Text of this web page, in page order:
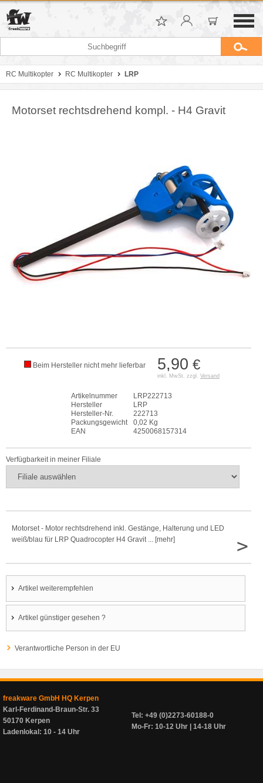
RC Multikopter RC Multikopter LRP
Motorset rechtsdrehend kompl. - H4 Gravit
5,90 €
inkl. MwSt. zzgl. Versand
Beim Hersteller nicht mehr lieferbar
Artikelnummer
LRP222713
Hersteller
LRP
Hersteller-Nr.
222713
Packungsgewicht
0,02 Kg
EAN
4250068157314
Verfügbarkeit in meiner Filiale
Motorset - Motor rechtsdrehend inkl. Gestänge, Halterung und LED
weiß/blau für LRP Quadrocopter H4 Gravit ... [mehr]
>
Artikel weiterempfehlen
Artikel günstiger gesehen ?
Verantwortliche Person in der EU
freakware GmbH HQ Kerpen
Karl-Ferdinand-Braun-Str. 33
50170 Kerpen
Ladenlokal: 10 - 14 Uhr
Tel: +49 (0)2273-60188-0
Mo-Fr: 10-12 Uhr | 14-18 Uhr